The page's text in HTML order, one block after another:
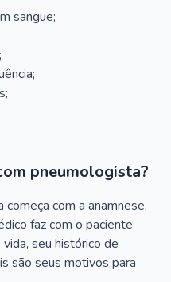
sangue;
pneumologista?
com a anamnese,
faz com o paciente
seu histórico de
são seus motivos para